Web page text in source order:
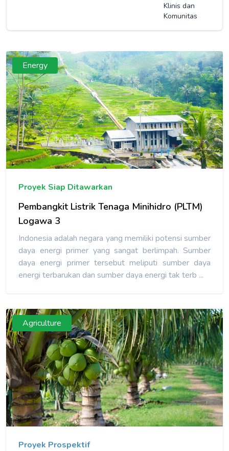
Klinis dan
Komunitas
Energy
Proyek Siap Ditawarkan
Pembangkit Listrik Tenaga Minihidro (PLTM)
Logawa 3
Indonesia adalah negara yang memiliki potensi sumber
daya energi primer yang sangat berlimpah. Sumber
daya energi primer tersebut meliputi sumber daya
energi terbarukan dan sumber daya energi tak terb ...
Agriculture
Proyek Prospektif